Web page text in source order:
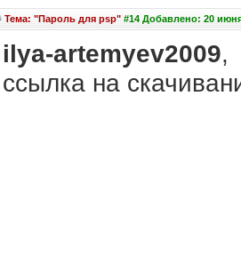
Тема: "Пароль для psp"#14 Добавлено: 20 июня
ilya-artemyev2009,
ссылка на